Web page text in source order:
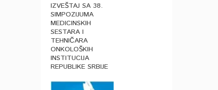
IZVEŠTAJ SA 38.
SIMPOZIJUMA
MEDICINSKIH
SESTARA I
TEHNIČARA
ONKOLOŠKIH
INSTITUCIJA
REPUBLIKE SRBIJE